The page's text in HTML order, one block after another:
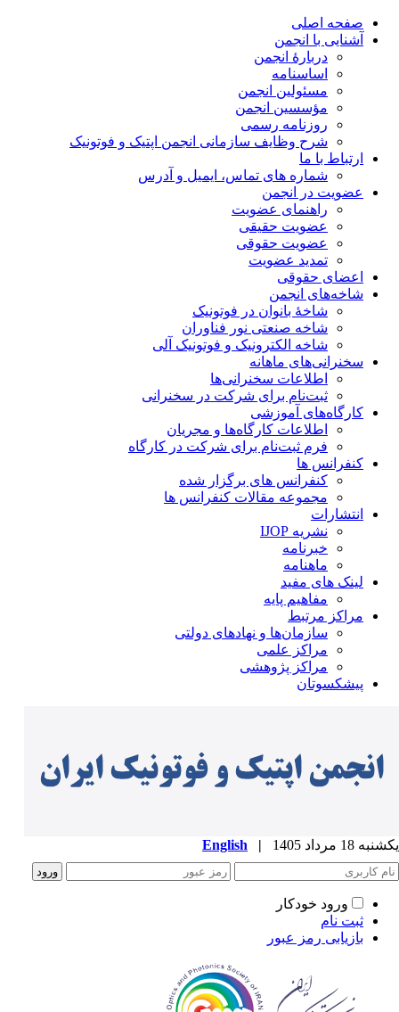
صفحه اصلی
آشنایی با انجمن
دربارۀ انجمن
اساسنامه
مسئولین انجمن
مؤسسین انجمن
روزنامه رسمی
شرح وظایف سازمانی انجمن اپتیک و فوتونیک
ارتباط با ما
شماره های تماس، ایمیل و آدرس
عضویت در انجمن
راهنمای عضویت
عضویت حقیقی
عضویت حقوقی
تمدید عضویت
اعضای حقوقی
شاخه‌های انجمن
شاخۀ بانوان در فوتونیک
شاخه صنعتی نور فناوران
شاخه‌ الکترونیک و فوتونیک آلی
سخنرانی‌های ماهانه
اطلاعات سخنرانی‌‌ها
ثبت‌نام برای شرکت در سخنرانی
کارگاه‌های آموزشی
اطلاعات کارگاه‌ها و مجریان
فرم ثبت‌نام برای شرکت در کارگاه
کنفرانس ها
کنفرانس های برگزار شده
مجموعه مقالات کنفرانس ها
انتشارات
نشریه IJOP
خبرنامه
ماهنامه
لینک های مفید
مفاهیم پایه
مراکز مرتبط
سازمان‌ها و نهادهای دولتی
مراکز علمی
مراکز پژوهشی
پیشکسوتان
18 مرداد 1405 |
English
ورود خودکار
ثبت نام
بازیابی رمز عبور